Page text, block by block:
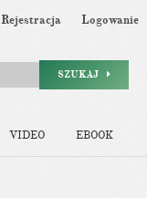
Rejestracja Logowanie
SZUKAJ
VIDEO EBOOK